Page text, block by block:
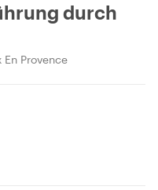
durch
En Provence